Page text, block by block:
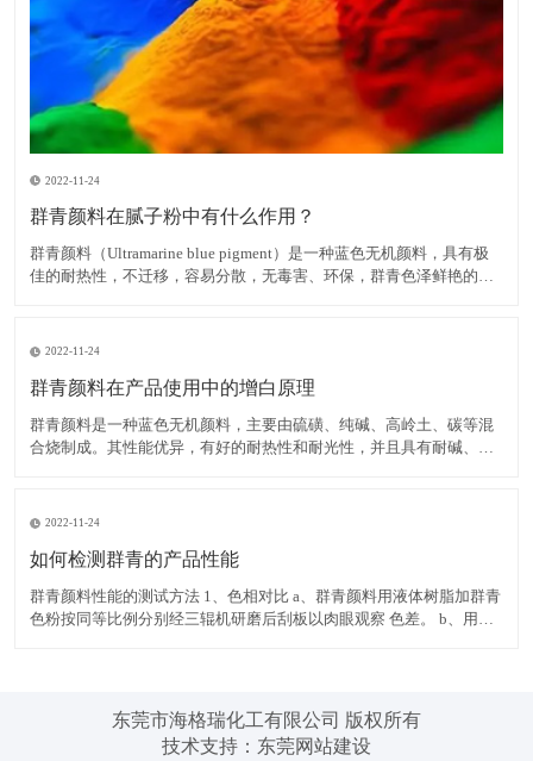
2022-11-24
群青颜料在腻子粉中有什么作用？
群青颜料（Ultramarine blue pigment）是一种蓝色无机颜料，具有极
佳的耐热性，不迁移，容易分散，无毒害、环保，群青色泽鲜艳的蓝
原料的灰暗色光，令腻子粉获得极
2022-11-24
群青颜料在产品使用中的增白原理
群青颜料是一种蓝色无机颜料，主要由硫磺、纯碱、高岭土、碳等混
合烧制成。其性能优异，有好的耐热性和耐光性，并且具有耐碱、不
在运用中不会导致同色异谱现象的出现，能消除白色物质内黄色色
2022-11-24
如何检测群青的产品性能
群青颜料性能的测试方法 1、色相对比 a、群青颜料用液体树脂加群青
色粉按同等比例分别经三辊机研磨后刮板以肉眼观察 色差。 b、用塑
东莞市海格瑞化工有限公司 版权所有
技术支持： 东莞网站建设